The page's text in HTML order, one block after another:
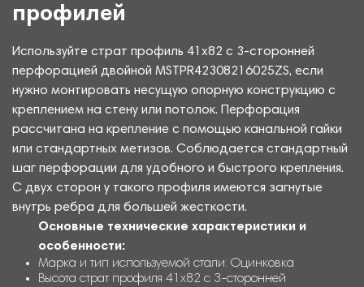
профилей
Используйте страт профиль 41х82 с 3-сторонней
перфорацией двойной MSTPR42308216025ZS, если
нужно монтировать несущую опорную конструкцию с
креплением на стену или потолок. Перфорация
рассчитана на крепление с помощью канальной гайки
или стандартных метизов. Соблюдается стандартный
шаг перфорации для удобного и быстрого крепления.
С двух сторон у такого профиля имеются загнутые
внутрь ребра для большей жесткости.
Основные технические характеристики и
особенности:
Марка и тип используемой стали: Оцинковка
Высота страт профиля 41х82 с 3-сторонней